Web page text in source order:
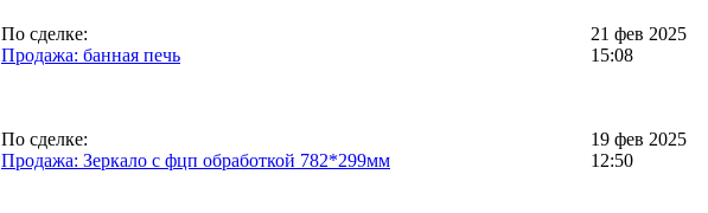
По сделке:
Продажа: банная печь
21 фев 2025
15:08
По сделке:
Продажа: Зеркало с фцп обработкой 782*299мм
19 фев 2025
12:50